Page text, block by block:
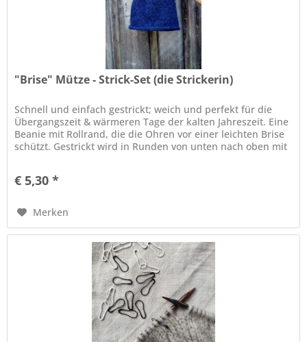
"Brise" Mütze - Strick-Set (die Strickerin)
Schnell und einfach gestrickt; weich und perfekt für die
Übergangszeit & wärmeren Tage der kalten Jahreszeit. Eine
Beanie mit Rollrand, die die Ohren vor einer leichten Brise
schützt. Gestrickt wird in Runden von unten nach oben mit
€ 5,30 *
Merken